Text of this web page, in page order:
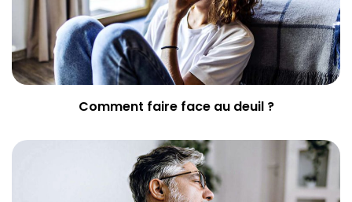
Comment faire face au deuil ?